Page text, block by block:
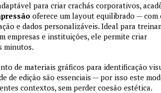
para criar crachás corporativos,
oferece um layout equilibrado — com
e dados personalizáveis. Ideal para
empresas e instituições, ele permite criar
minutos.
de materiais gráficos para identificação
de edição são essenciais — por isso este
contextos, sem perder coesão estética.